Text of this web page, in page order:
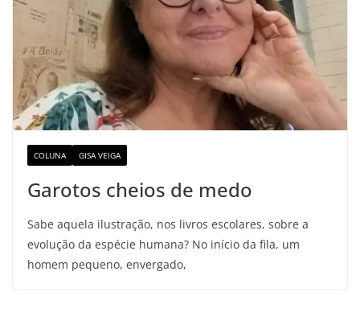
COLUNA GISA VEIGA
Garotos cheios de medo
Sabe aquela ilustração, nos livros escolares, sobre a
evolução da espécie humana? No início da fila, um
homem pequeno, envergado,